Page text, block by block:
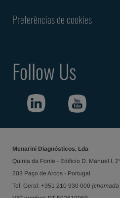
Preferências de cookies
Follow Us
Menarini Diagnósticos, Lda
Quinta da Fonte - Edificio D. Manuel I,
203 Paço de Arcos - Portugal
Tel. Geral: +351 210 930 000